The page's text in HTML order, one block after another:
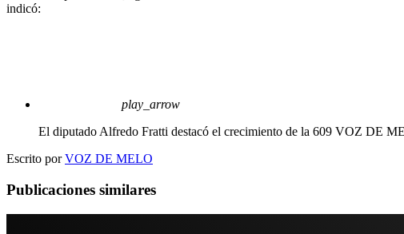
indicó:
play_arrow
El diputado Alfredo Fratti destacó el crecimiento de la 609 VOZ DE
Escrito porVOZ DE MELO
Publicaciones similares